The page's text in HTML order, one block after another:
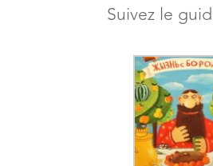
Suivez le